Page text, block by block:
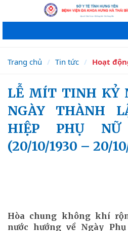
Trang chủ Tin tức Hoạt
LỄ MÍT TINH KỶ NIỆM 95 NĂM
NGÀY THÀNH
HIỆP PHỤ
(20/10/1930 – 20/
Hòa chung không khí
nước hướng về Ngày